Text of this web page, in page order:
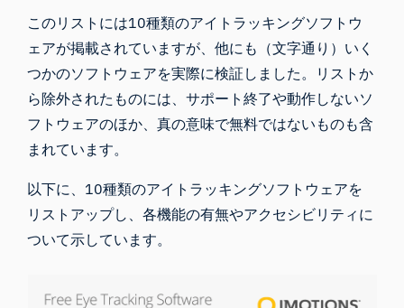
このリストには10種類のアイトラッキングソフトウ
ェアが掲載されていますが、他にも（文字通り）いく
つかのソフトウェアを実際に検証しました。リストか
ら除外されたものには、サポート終了や動作しないソ
フトウェアのほか、真の意味で無料ではないものも含
まれています。
以下に、10種類のアイトラッキングソフトウェアを
リストアップし、各機能の有無やアクセシビリティに
ついて示しています。